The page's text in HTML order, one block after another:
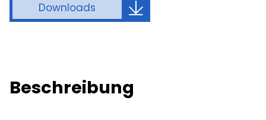
Downloads
Beschreibung